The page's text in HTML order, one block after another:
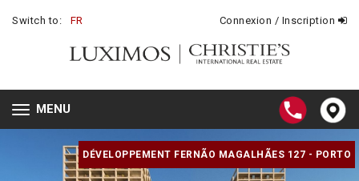
Switch to: FR Connexion / Inscription
Toggle
navigation
MENU
DÉVELOPPEMENT FERNÃO MAGALHÃES 127 - PORTO